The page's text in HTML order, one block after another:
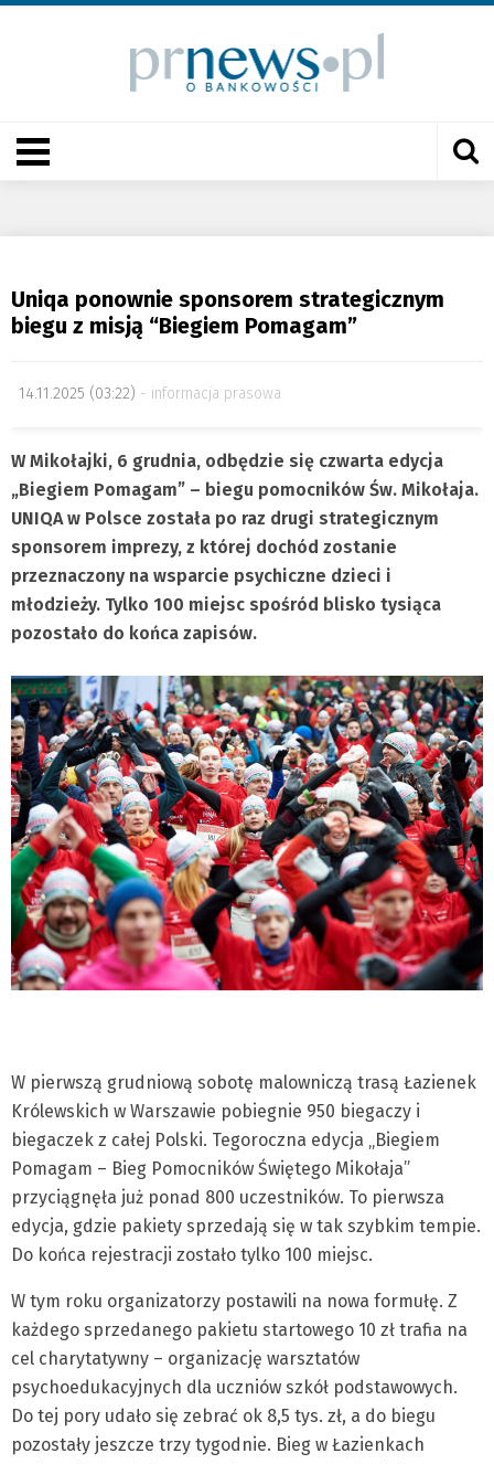
Uniqa ponownie sponsorem strategicznym
biegu z misją “Biegiem Pomagam”
14.11.2025 (03:22) informacja prasowa
W Mikołajki, 6 grudnia, odbędzie się czwarta edycja
„Biegiem Pomagam” – biegu pomocników Św. Mikołaja.
UNIQA w Polsce została po raz drugi strategicznym
sponsorem imprezy, z której dochód zostanie
przeznaczony na wsparcie psychiczne dzieci i
młodzieży. Tylko 100 miejsc spośród blisko tysiąca
pozostało do końca zapisów.
W pierwszą grudniową sobotę malowniczą trasą Łazienek
Królewskich w Warszawie pobiegnie 950 biegaczy i
biegaczek z całej Polski. Tegoroczna edycja „Biegiem
Pomagam – Bieg Pomocników Świętego Mikołaja”
przyciągnęła już ponad 800 uczestników. To pierwsza
edycja, gdzie pakiety sprzedają się w tak szybkim tempie.
Do końca rejestracji zostało tylko 100 miejsc.
W tym roku organizatorzy postawili na nowa formułę. Z
każdego sprzedanego pakietu startowego 10 zł trafia na
cel charytatywny – organizację warsztatów
psychoedukacyjnych dla uczniów szkół podstawowych.
Do tej pory udało się zebrać ok 8,5 tys. zł, a do biegu
pozostały jeszcze trzy tygodnie. Bieg w Łazienkach